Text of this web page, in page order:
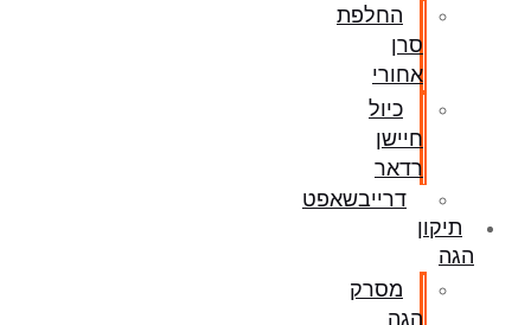
החלפת
סרן
אחורי
כיול
חיישן
רדאר
דרייבשאפט
תיקון
הגה
מסרק
הגה